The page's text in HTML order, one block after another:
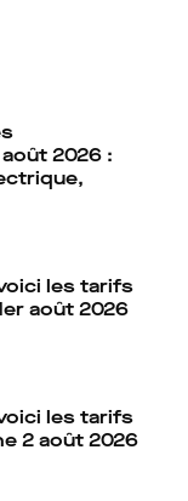
2026 :
les tarifs
août 2026
les tarifs
2 août 2026